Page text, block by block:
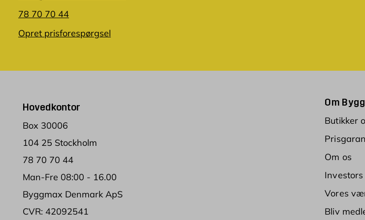
78 70 70 44
Opret prisforespørgsel
Hovedkontor
Box 30006
104 25 Stockholm
78 70 70 44
Man-Fre 08:00 - 16.00
Byggmax Denmark ApS
CVR: 42092541
Om
Butikker
Om os
Investors
Vores
Bliv